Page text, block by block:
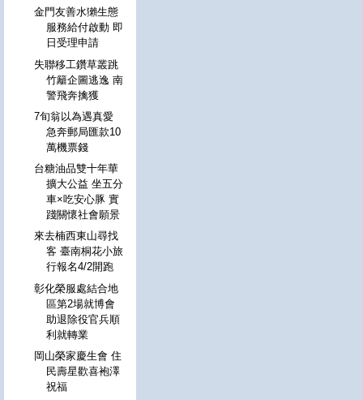
金門友善水獺生態
服務給付啟動 即
日受理申請
失聯移工鑽草叢跳
竹籬企圖逃逸 南
警飛奔擒獲
7旬翁以為遇真愛
急奔郵局匯款10
萬機票錢
台糖油品雙十年華
擴大公益 坐五分
車×吃安心豚 實
踐關懷社會願景
來去楠西東山尋找
客 臺南桐花小旅
行報名4/2開跑
彰化榮服處結合地
區第2場就博會
助退除役官兵順
利就轉業
岡山榮家慶生會 住
民壽星歡喜袍澤
祝福